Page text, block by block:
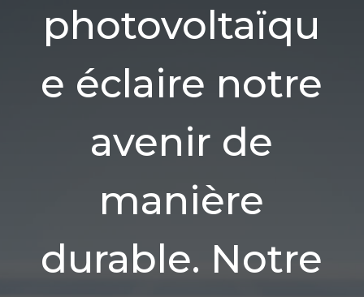
photovoltaïqu
e éclaire notre
avenir de
manière
durable. Notre